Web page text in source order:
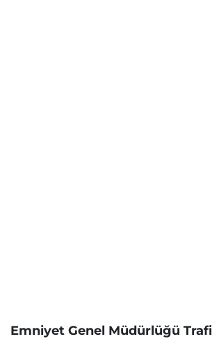
Emniyet Genel Müdürlüğü